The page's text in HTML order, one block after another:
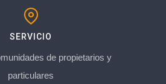
SERVICIO
de propietarios y
particulares